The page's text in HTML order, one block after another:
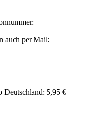
auch per Mail:
Deutschland: 5,95 €